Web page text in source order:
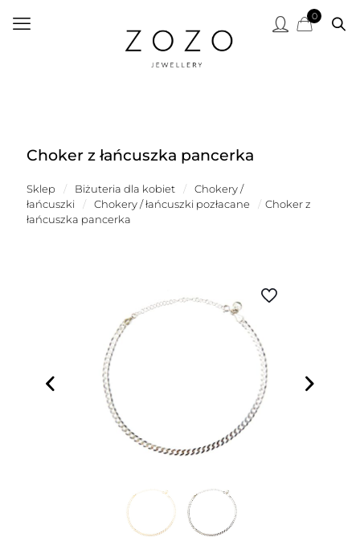
0
Choker z łańcuszka pancerka
Sklep / Biżuteria dla kobiet /
Chokery /
łańcuszki
/ Chokery / łańcuszki pozłacane / Choker z
łańcuszka pancerka